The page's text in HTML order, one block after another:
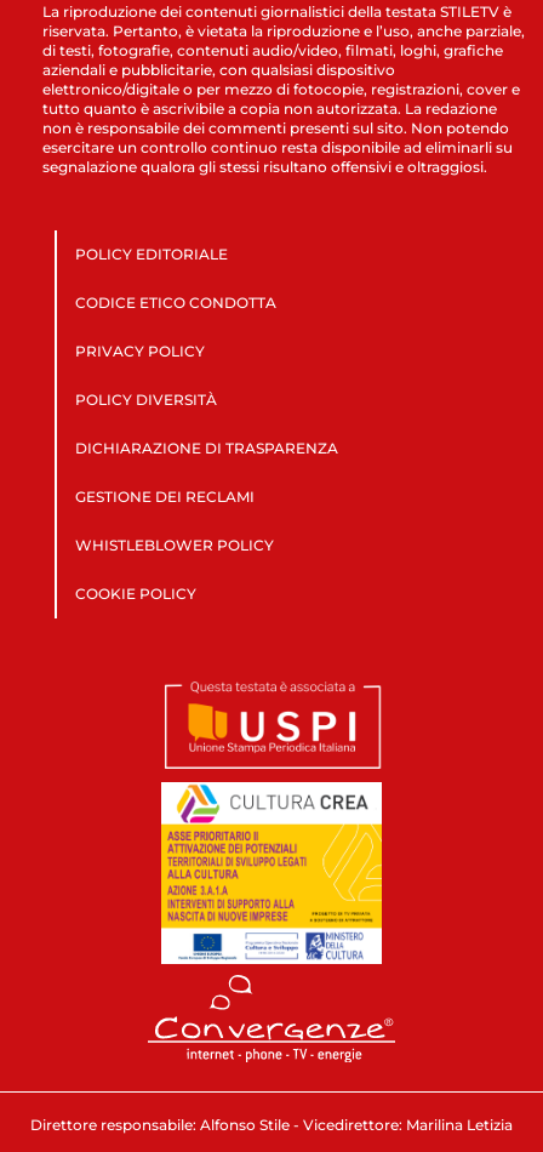
La riproduzione dei contenuti giornalistici della testata STILETV è
riservata. Pertanto, è vietata la riproduzione e l’uso, anche parziale,
di testi, fotografie, contenuti audio/video, filmati, loghi, grafiche
aziendali e pubblicitarie, con qualsiasi dispositivo
elettronico/digitale o per mezzo di fotocopie, registrazioni, cover e
tutto quanto è ascrivibile a copia non autorizzata. La redazione
non è responsabile dei commenti presenti sul sito. Non potendo
esercitare un controllo continuo resta disponibile ad eliminarli su
segnalazione qualora gli stessi risultano offensivi e oltraggiosi.
POLICY EDITORIALE
CODICE ETICO CONDOTTA
PRIVACY POLICY
POLICY DIVERSITÀ
DICHIARAZIONE DI TRASPARENZA
GESTIONE DEI RECLAMI
WHISTLEBLOWER POLICY
COOKIE POLICY
Direttore responsabile: Alfonso Stile - Vicedirettore: Marilina Letizia